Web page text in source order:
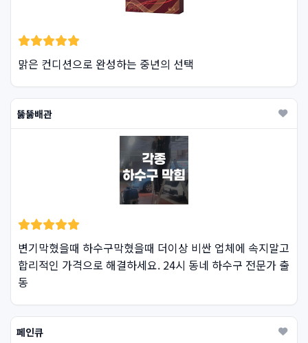
맑은 컨디션으로 완성하는 중년의 선택
뚫뚫배관
변기막혔을때 하수구막혔을때 더이상 비싼 업체에 속지말고
합리적인 가격으로 해결하세요. 24시 동네 하수구 전문가 출
동
페인큐